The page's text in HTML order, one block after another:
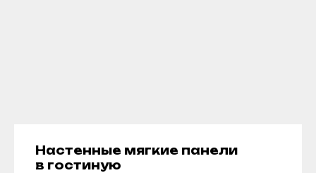
Настенные мягкие панели
в гостиную